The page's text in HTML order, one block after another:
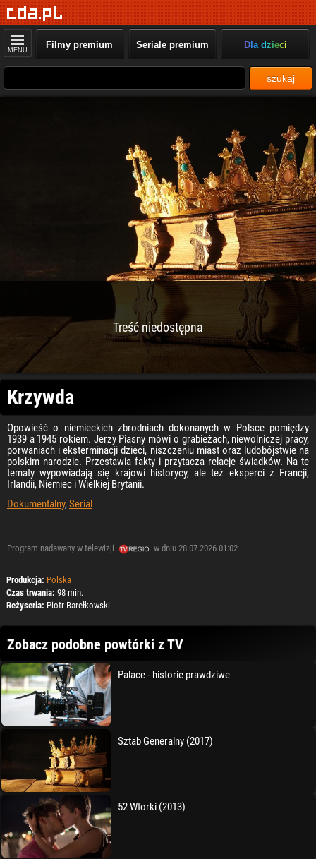
MENU Filmy premium Seriale premium Dla dzieci
szukaj
Treść niedostępna
Krzywda
Opowieść o niemieckich zbrodniach dokonanych w Polsce pomiędzy
1939 a 1945 rokiem. Jerzy Piasny mówi o grabieżach, niewolniczej pracy,
porwaniach i eksterminacji dzieci, niszczeniu miast oraz ludobójstwie na
polskim narodzie. Przestawia fakty i przytacza relacje świadków. Na te
tematy wypowiadają się krajowi historycy, ale też eksperci z Francji,
Irlandii, Niemiec i Wielkiej Brytanii.
Dokumentalny,Serial
Program nadawany w telewizji w dniu 28.07.2026 01:02
Produkcja: Polska
Czas trwania: 98 min.
Reżyseria: Piotr Barełkowski
Zobacz podobne powtórki z TV
Palace - historie prawdziwe
Sztab Generalny (2017)
52 Wtorki (2013)